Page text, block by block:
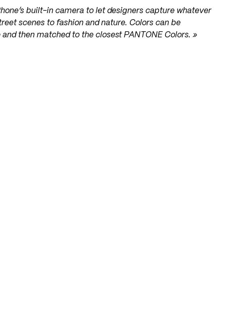
built-in camera to let designers capture whatever
scenes to fashion and nature. Colors can be
then matched to the closest PANTONE Colors. »